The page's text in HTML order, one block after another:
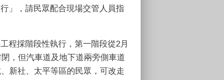
」，請民眾配合現場交管人員指
程採階段性執行，第一階段從2月
，但汽車道及地下道兩旁側車道
新社、太平等區的民眾，可改走